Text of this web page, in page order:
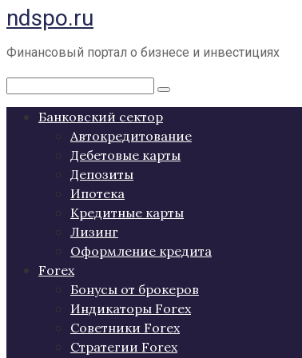
Перейти
к
контенту
ndspo.ru
Финансовый портал о бизнесе и инвестициях
Поиск:
Банковский сектор
Автокредитование
Дебетовые карты
Депозиты
Ипотека
Кредитные карты
Лизинг
Оформление кредита
Forex
Бонусы от брокеров
Индикаторы Forex
Советники Forex
Стратегии Forex